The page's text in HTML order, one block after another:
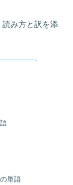
み方と訳を添
単語